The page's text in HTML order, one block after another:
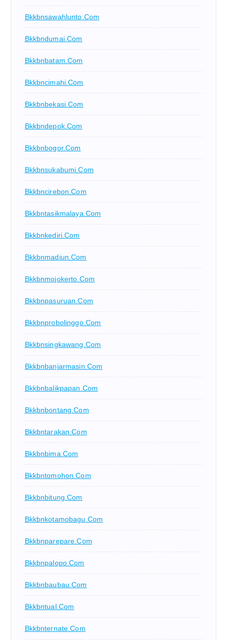
Bkkbnsawahlunto.com
Bkkbndumai.com
Bkkbnbatam.com
Bkkbncimahi.com
Bkkbnbekasi.com
Bkkbndepok.com
Bkkbnbogor.com
Bkkbnsukabumi.com
Bkkbncirebon.com
Bkkbntasikmalaya.com
Bkkbnkediri.com
Bkkbnmadiun.com
Bkkbnmojokerto.com
Bkkbnpasuruan.com
Bkkbnprobolinggo.com
Bkkbnsingkawang.com
Bkkbnbanjarmasin.com
Bkkbnbalikpapan.com
Bkkbnbontang.com
Bkkbntarakan.com
Bkkbnbima.com
Bkkbntomohon.com
Bkkbnbitung.com
Bkkbnkotamobagu.com
Bkkbnparepare.com
Bkkbnpalopo.com
Bkkbnbaubau.com
Bkkbntual.com
Bkkbnternate.com